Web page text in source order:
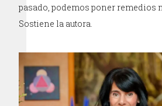
pasado, podemos poner remedios
Sostiene la autora.